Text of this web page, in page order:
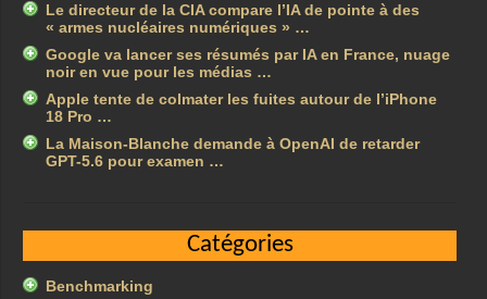
Le directeur de la CIA compare l’IA de pointe à des
« armes nucléaires numériques » …
Google va lancer ses résumés par IA en France, nuage
noir en vue pour les médias …
Apple tente de colmater les fuites autour de l’iPhone
18 Pro …
La Maison-Blanche demande à OpenAI de retarder
GPT-5.6 pour examen …
Catégories
Benchmarking